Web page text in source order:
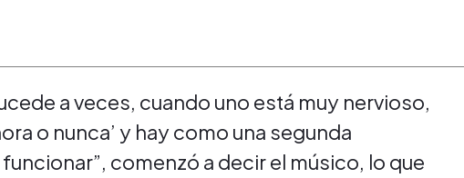
a veces, cuando uno está muy nervioso,
o nunca’ y hay como una segunda
comenzó a decir el músico, lo que